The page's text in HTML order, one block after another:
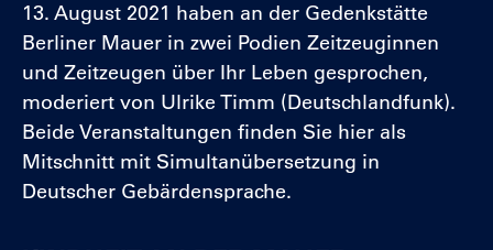
13. August 2021 haben an der Gedenkstätte
Berliner Mauer in zwei Podien Zeitzeuginnen
und Zeitzeugen über Ihr Leben gesprochen,
moderiert von Ulrike Timm (Deutschlandfunk).
Beide Veranstaltungen finden Sie hier als
Mitschnitt mit Simultanübersetzung in
Deutscher Gebärdensprache.